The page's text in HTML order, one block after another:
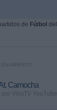
de Fútbol del
EN ABIERTO
Camocha
VinxTV YouTube